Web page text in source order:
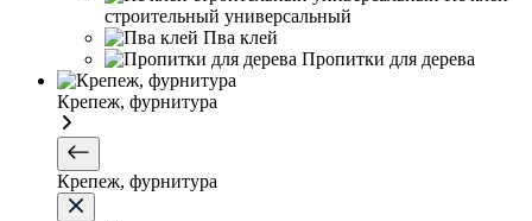
строительный универсальный
Пва клей
Пропитки для дерева
Крепеж, фурнитура
Крепеж, фурнитура